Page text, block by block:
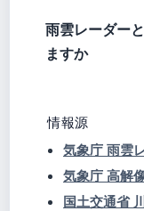
雨雲レーダー
ますか
情報源
気象庁 雨雲
気象庁 高解
国土交通省